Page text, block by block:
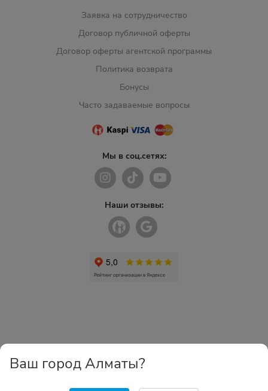
Заявка на сотрудничество
Договор публичной оферты
Договор оферты агентской программы
Политика возврата
Бонусы
Часто задаваемые вопросы
Мы в соц.сетях:
Наши отзывы:
Ваш город Алматы?